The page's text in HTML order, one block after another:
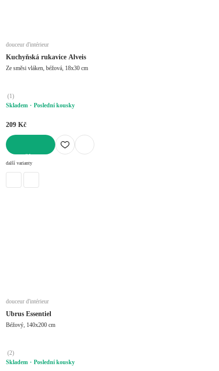
douceur d'intérieur
Kuchyňská rukavice Alveis
Ze směsi vláken, béžová, 18x30 cm
(1)
Skladem
Poslední kousky
209 Kč
další varianty
douceur d'intérieur
Ubrus Essentiel
Béžový, 140x200 cm
(2)
Skladem
Poslední kousky